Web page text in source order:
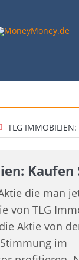
TLG IMMOBILIEN:
Kaufen
die man
von TLG
Aktie von
im